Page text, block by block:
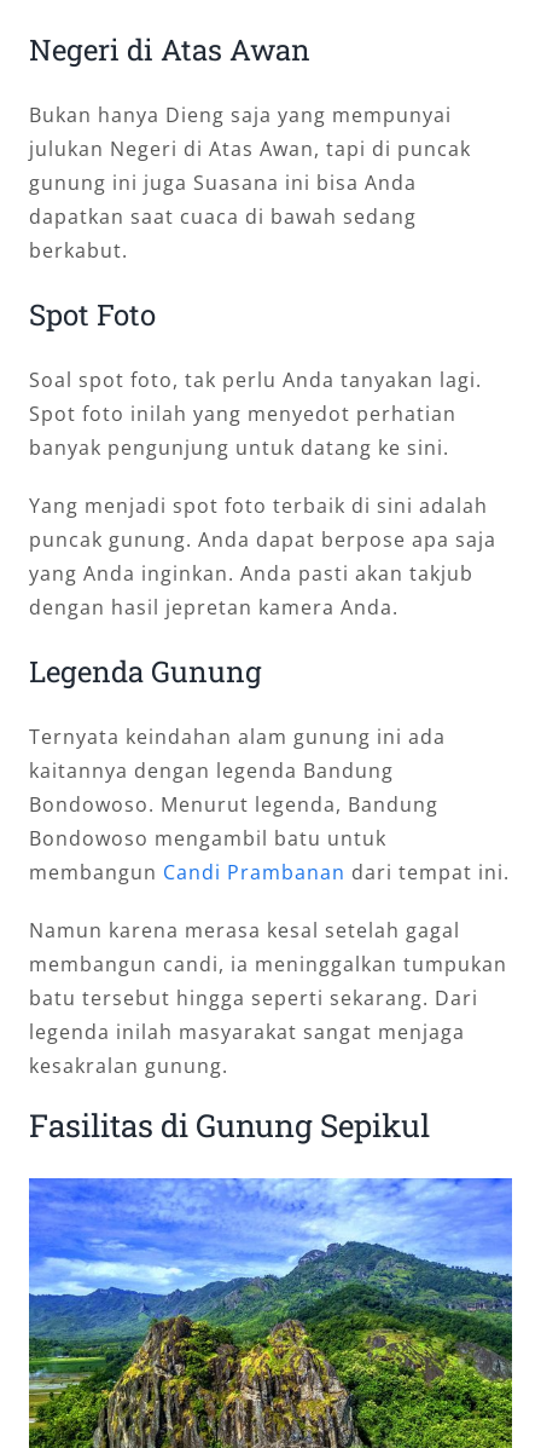
Negeri di Atas Awan
Bukan hanya Dieng saja yang mempunyai
julukan Negeri di Atas Awan, tapi di puncak
gunung ini juga Suasana ini bisa Anda
dapatkan saat cuaca di bawah sedang
berkabut.
Spot Foto
Soal spot foto, tak perlu Anda tanyakan lagi.
Spot foto inilah yang menyedot perhatian
banyak pengunjung untuk datang ke sini.
Yang menjadi spot foto terbaik di sini adalah
puncak gunung. Anda dapat berpose apa saja
yang Anda inginkan. Anda pasti akan takjub
dengan hasil jepretan kamera Anda.
Legenda Gunung
Ternyata keindahan alam gunung ini ada
kaitannya dengan legenda Bandung
Bondowoso. Menurut legenda, Bandung
Bondowoso mengambil batu untuk
membangun Candi Prambanan dari tempat ini.
Namun karena merasa kesal setelah gagal
membangun candi, ia meninggalkan tumpukan
batu tersebut hingga seperti sekarang. Dari
legenda inilah masyarakat sangat menjaga
kesakralan gunung.
Fasilitas di Gunung Sepikul